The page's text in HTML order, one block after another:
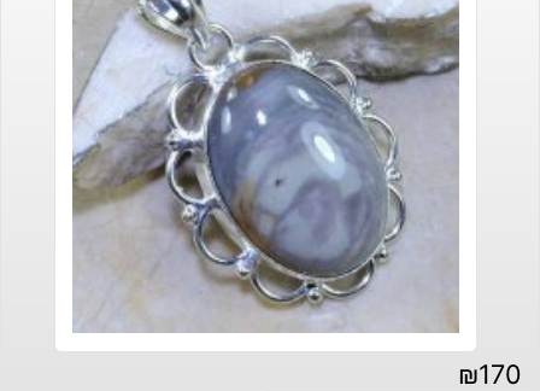
₪170